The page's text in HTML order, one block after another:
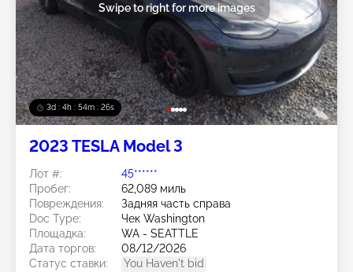
3d : 4h : 54m : 23s
Swipe to right for more images
2023 TESLA Model 3
Лот #:
45******
Пробег:
62,089 миль
Повреждения:
Задняя часть справа
Doc Type:
Чек Washington
Площадка:
WA - SEATTLE
Дата торгов:
08/12/2026
Статус ставки:
You Haven't bid